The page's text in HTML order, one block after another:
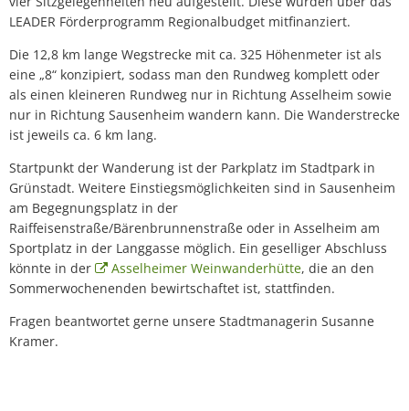
LEADER Förderprogramm Regionalbudget mitfinanziert.
Die 12,8 km lange Wegstrecke mit ca. 325 Höhenmeter ist als
eine „8“ konzipiert, sodass man den Rundweg komplett oder
als einen kleineren Rundweg nur in Richtung Asselheim sowie
nur in Richtung Sausenheim wandern kann. Die Wanderstrecke
ist jeweils ca. 6 km lang.
Startpunkt der Wanderung ist der Parkplatz im Stadtpark in
Grünstadt. Weitere Einstiegsmöglichkeiten sind in Sausenheim
am Begegnungsplatz in der
Raiffeisenstraße/Bärenbrunnenstraße oder in Asselheim am
Sportplatz in der Langgasse möglich. Ein geselliger Abschluss
könnte in der
Asselheimer Weinwanderhütte, die an den
Sommerwochenenden bewirtschaftet ist, stattfinden.
Fragen beantwortet gerne unsere Stadtmanagerin Susanne
Kramer.